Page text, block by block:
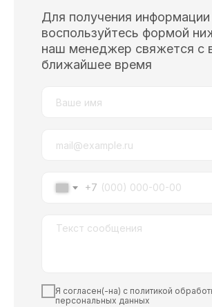
Для получения информации
воспользуйтесь формой
наш менеджер свяжется с
ближайшее время
+7
Я согласен(-на) с политикой
персональных данных